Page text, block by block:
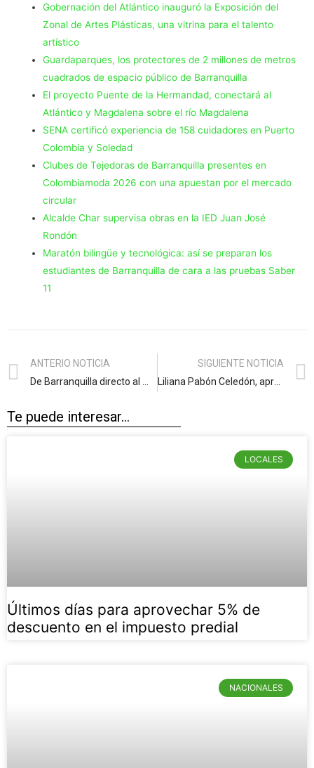
Gobernación del Atlántico inauguró la Exposición del
Zonal de Artes Plásticas, una vitrina para el talento
artístico
Guardaparques, los protectores de 2 millones de metros
cuadrados de espacio público de Barranquilla
El proyecto Puente de la Hermandad, conectará al
Atlántico y Magdalena sobre el río Magdalena
SENA certificó experiencia de 158 cuidadores en Puerto
Colombia y Soledad
Clubes de Tejedoras de Barranquilla presentes en
Colombiamoda 2026 con una apuestan por el mercado
circular
Alcalde Char supervisa obras en la IED Juan José
Rondón
Maratón bilingüe y tecnológica: así se preparan los
estudiantes de Barranquilla de cara a las pruebas Saber
11
ANTERIO NOTICIA
SIGUIENTE NOTICIA
Liliana Pabón Celedón, aprendiz del SENA que transformó el dolor en alas para volar
Te puede interesar...
LOCALES
Últimos días para aprovechar 5% de
descuento en el impuesto predial
NACIONALES